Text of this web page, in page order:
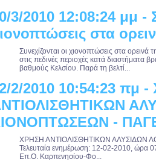
3/2010 12:08:24 μμ -
στα
Συνεχίζονται οι χιονοπτώσεις στα
στις πεδινές περιοχές κατά διαστήματα
βαθμούς Κελσίου. Παρά τη βελτί...
2/2010 10:54:23 πμ
-
ΧΡΗΣΗ ΑΝΤΙΟΛΙΣΘΗΤΙΚΩΝ ΑΛΥΣΙΔΩΝ
Τελευταία ενημέρωση: 12-02-2010, ώρα
Επ.Ο. Καρπενησίου-Φο...